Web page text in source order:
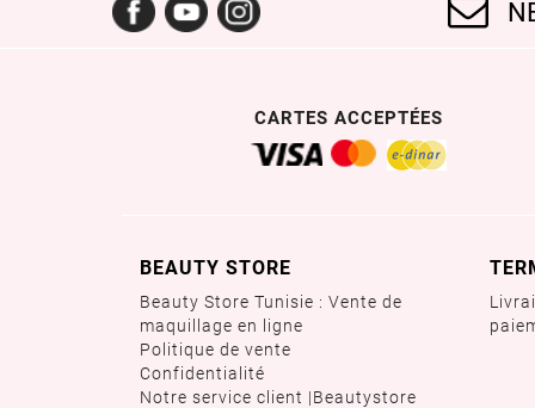
CARTES ACCEPTÉES
BEAUTY STORE
Beauty Store Tunisie : Vente de
maquillage en ligne
Politique de vente
Confidentialité
Notre service client |Beautystore